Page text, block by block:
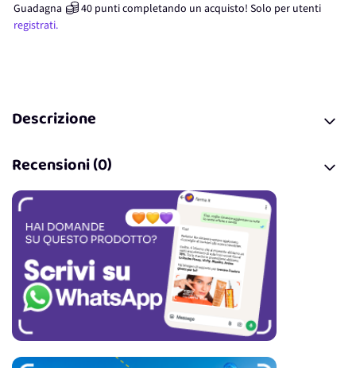
Guadagna 40 punticompletando un acquisto! Solo per utenti
registrati.
Descrizione
Recensioni (0)